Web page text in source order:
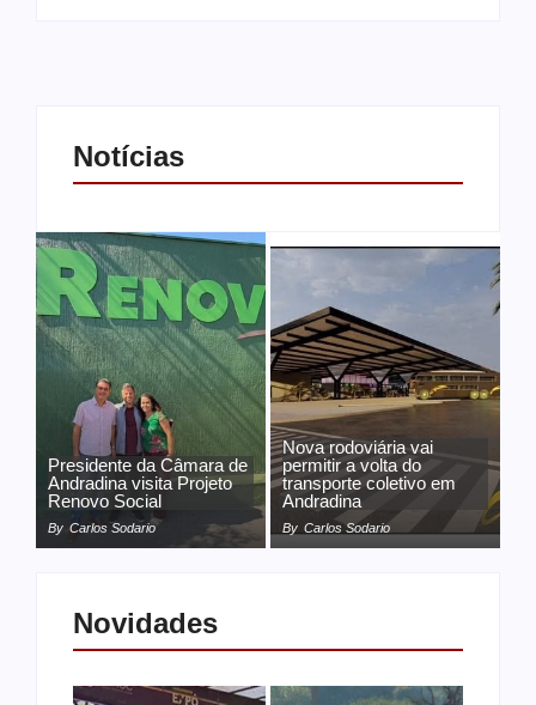
Notícias
Presidente da Câmara de
Andradina visita Projeto
Renovo Social
By Carlos Sodario
Nova rodoviária vai
permitir a volta do
transporte coletivo em
Andradina
By Carlos Sodario
Novidades